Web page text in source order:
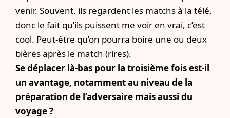
venir. Souvent, ils regardent les matchs à la télé,
donc le fait qu’ils puissent me voir en vrai, c’est
cool. Peut-être qu’on pourra boire une ou deux
bières après le match (rires).
Se déplacer là-bas pour la troisième fois est-il
un avantage, notamment au niveau de la
préparation de l’adversaire mais aussi du
voyage ?